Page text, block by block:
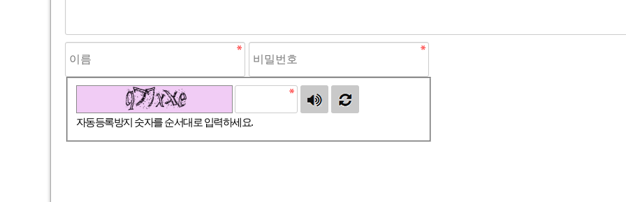
자동등록방지 숫자를 순서대로 입력하세요.